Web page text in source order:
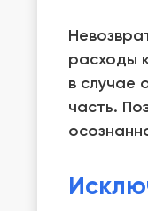
расходы
в случае
часть.